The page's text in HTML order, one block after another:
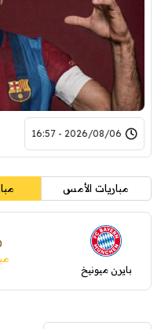
2026/08/06 - 16:57
مباريات الأمس
بايرن ميونيخ